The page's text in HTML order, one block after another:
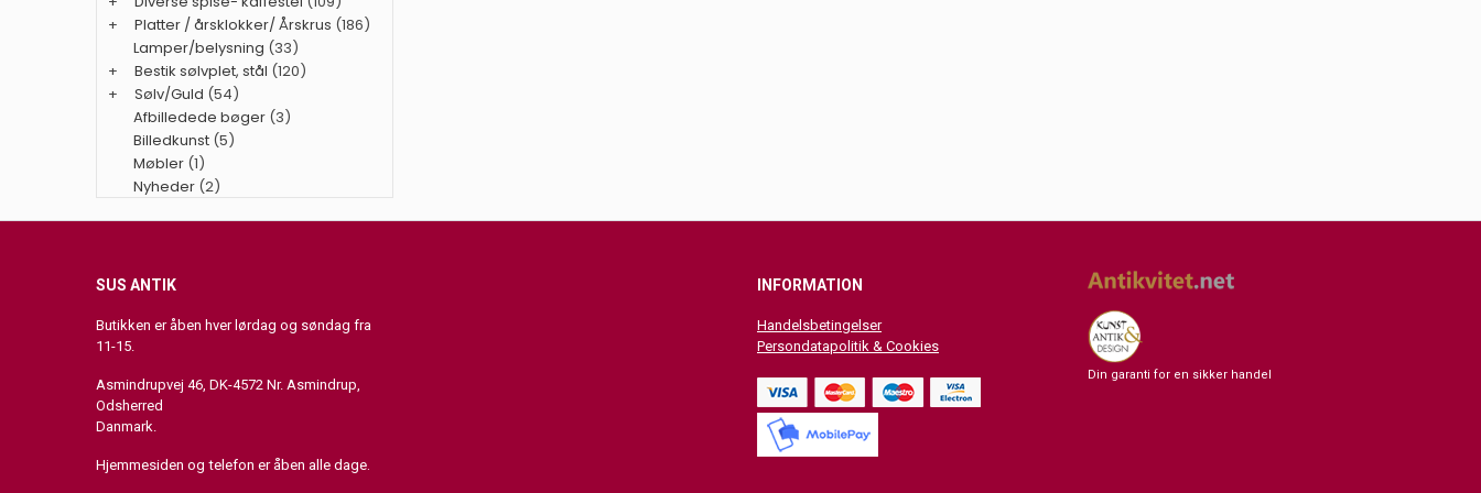
+
Platter / årsklokker/ Årskrus (186)
Lamper/belysning (33)
+
Bestik sølvplet, stål (120)
+
Sølv/Guld (54)
Afbilledede bøger (3)
Billedkunst (5)
Møbler (1)
Nyheder (2)
SUS ANTIK
Butikken er åben hver lørdag og søndag fra
11-15.
Asmindrupvej 46, DK-4572 Nr. Asmindrup,
Odsherred
Danmark.
Hjemmesiden og telefon er åben alle dage.
INFORMATION
Handelsbetingelser
Persondatapolitik & Cookies
Din garanti for en sikker handel